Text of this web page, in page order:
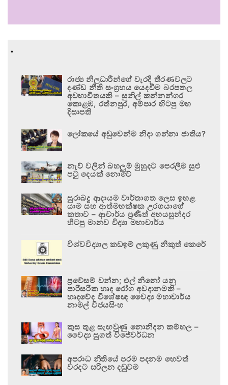
.
රාජ්‍ය නිලධාරීන්ගේ වැරදි තීරණවලට
දණ්ඩ නීති සංග්‍රහය යෙදවීම බරපතල
අවභාවිතයකි – සුනිල් කන්නන්ගර
කොළඹ, රත්නපුර, අම්පාර හිටපු මහ
දිසාපති
ලෝකයේ අඩුවෙන්ම නිදා ගන්නා ජාතිය?
නැව් වලින් බහලුම් මුහුදට පෙරලීම සුළු
පටු දෙයක් නොවේ
සුරාබදු ආදායම වාර්තාගත ලෙස ඉහළ
යාම සහ ආත්මභක්ෂක උරගයාගේ
කතාව – ආචාර්ය ප්‍රණීත් අභයසුන්දර
හිටපු මානව විද්‍යා මහාචාර්ය
විශ්වවිද්‍යාල කඩඉම් ලකුණු නිකුත් කෙරේ
ප්‍රවේසම් වන්න; එල් නිනෝ යනු
පාරිසරික හෘද රෝග අවදානමකි –
හෘදවේද විශේෂඥ වෛද්‍ය මහාචාර්ය
නාමල් විජයසිංහ
කුස තුළ සැඟවුණු නොනිදන කම්හල –
වෛද්‍ය සුගත් විජේවර්ධන
අපරාධ නීතියේ පරම පදනම හෙවත්
වරදට සරිලන දඬුවම